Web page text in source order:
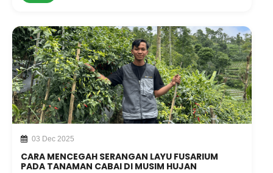
03 Dec 2025
CARA MENCEGAH SERANGAN LAYU FUSARIUM
PADA TANAMAN CABAI DI MUSIM HUJAN